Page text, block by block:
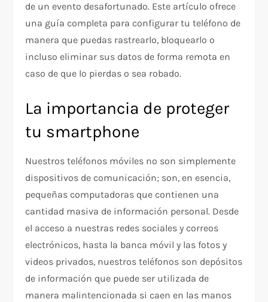
de un evento desafortunado. Este artículo ofrece
una guía completa para configurar tu teléfono de
manera que puedas rastrearlo, bloquearlo o
incluso eliminar sus datos de forma remota en
caso de que lo pierdas o sea robado.
La importancia de proteger
tu smartphone
Nuestros teléfonos móviles no son simplemente
dispositivos de comunicación; son, en esencia,
pequeñas computadoras que contienen una
cantidad masiva de información personal. Desde
el acceso a nuestras redes sociales y correos
electrónicos, hasta la banca móvil y las fotos y
videos privados, nuestros teléfonos son depósitos
de información que puede ser utilizada de
manera malintencionada si caen en las manos